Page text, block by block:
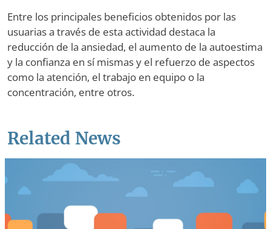
Entre los principales beneficios obtenidos por las
usuarias a través de esta actividad destaca la
reducción de la ansiedad, el aumento de la autoestima
y la confianza en sí mismas y el refuerzo de aspectos
como la atención, el trabajo en equipo o la
concentración, entre otros.
Related News